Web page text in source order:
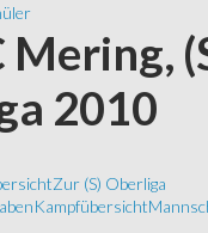
Mering,
2010
Zur (S) Oberliga
Kampfübersicht